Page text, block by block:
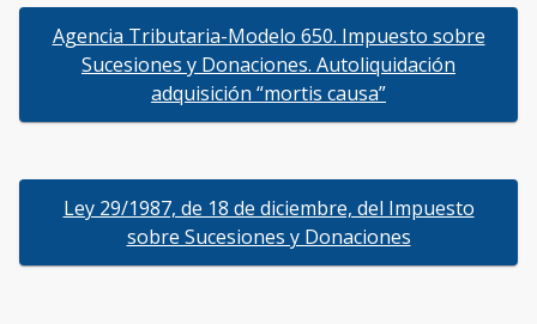
Agencia Tributaria-Modelo 650. Impuesto sobre
Sucesiones y Donaciones. Autoliquidación
adquisición “mortis causa”
Ley 29/1987, de 18 de diciembre, del Impuesto
sobre Sucesiones y Donaciones